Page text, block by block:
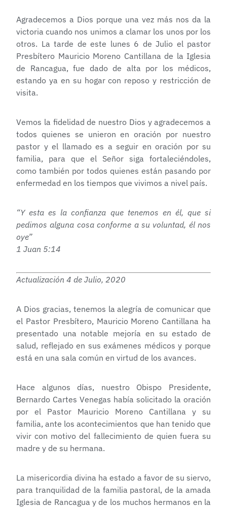
Agradecemos a Dios porque una vez más nos da la
victoria cuando nos unimos a clamar los unos por los
otros. La tarde de este lunes 6 de Julio el pastor
Presbítero Mauricio Moreno Cantillana de la Iglesia
de Rancagua, fue dado de alta por los médicos,
estando ya en su hogar con reposo y restricción de
visita.
Vemos la fidelidad de nuestro Dios y agradecemos a
todos quienes se unieron en oración por nuestro
pastor y el llamado es a seguir en oración por su
familia, para que el Señor siga fortaleciéndoles,
como también por todos quienes están pasando por
enfermedad en los tiempos que vivimos a nivel país.
“Y esta es la confianza que tenemos en él, que si
pedimos alguna cosa conforme a su voluntad, él nos
oye”
1 Juan 5:14
Actualización 4 de Julio, 2020
A Dios gracias, tenemos la alegría de comunicar que
el Pastor Presbítero, Mauricio Moreno Cantillana ha
presentado una notable mejoría en su estado de
salud, reflejado en sus exámenes médicos y porque
está en una sala común en virtud de los avances.
Hace algunos días, nuestro Obispo Presidente,
Bernardo Cartes Venegas había solicitado la oración
por el Pastor Mauricio Moreno Cantillana y su
familia, ante los acontecimientos que han tenido que
vivir con motivo del fallecimiento de quien fuera su
madre y de su hermana.
La misericordia divina ha estado a favor de su siervo,
para tranquilidad de la familia pastoral, de la amada
Iglesia de Rancagua y de los muchos hermanos en la